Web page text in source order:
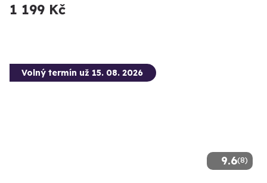
1 199 Kč
9.6(8)
Volný termín už 15. 08. 2026